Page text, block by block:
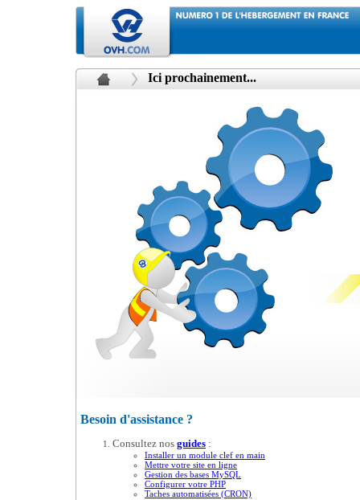
Ici prochainement...
Besoin d'assistance ?
Consultez nos guides :
Installer un module clef en main
Mettre votre site en ligne
Gestion des bases MySQL
Configurer votre PHP
Taches automatisées (CRON)